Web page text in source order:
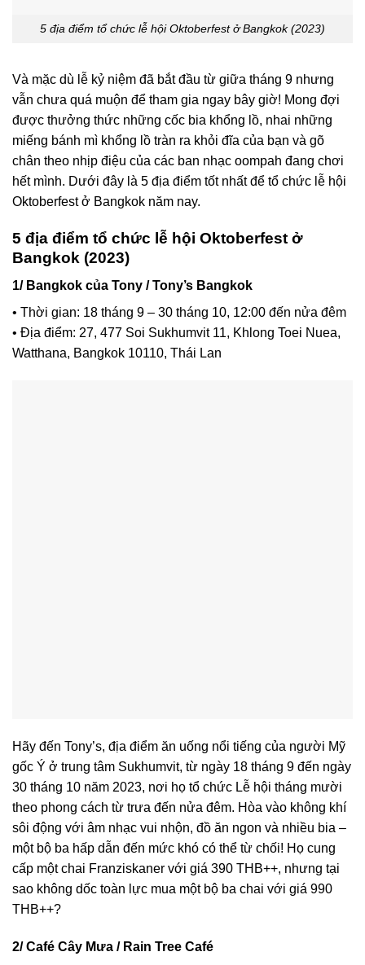
5 địa điểm tổ chức lễ hội Oktoberfest ở Bangkok (2023)
Và mặc dù lễ kỷ niệm đã bắt đầu từ giữa tháng 9 nhưng
vẫn chưa quá muộn để tham gia ngay bây giờ! Mong đợi
được thưởng thức những cốc bia khổng lồ, nhai những
miếng bánh mì khổng lồ tràn ra khỏi đĩa của bạn và gõ
chân theo nhịp điệu của các ban nhạc oompah đang chơi
hết mình. Dưới đây là 5 địa điểm tốt nhất để tổ chức lễ hội
Oktoberfest ở Bangkok năm nay.
5 địa điểm tổ chức lễ hội Oktoberfest ở
Bangkok (2023)
1/ Bangkok của Tony / Tony’s Bangkok
• Thời gian: 18 tháng 9 – 30 tháng 10, 12:00 đến nửa đêm
• Địa điểm: 27, 477 Soi Sukhumvit 11, Khlong Toei Nuea,
Watthana, Bangkok 10110, Thái Lan
Hãy đến Tony’s, địa điểm ăn uống nổi tiếng của người Mỹ
gốc Ý ở trung tâm Sukhumvit, từ ngày 18 tháng 9 đến ngày
30 tháng 10 năm 2023, nơi họ tổ chức Lễ hội tháng mười
theo phong cách từ trưa đến nửa đêm. Hòa vào không khí
sôi động với âm nhạc vui nhộn, đồ ăn ngon và nhiều bia –
một bộ ba hấp dẫn đến mức khó có thể từ chối! Họ cung
cấp một chai Franziskaner với giá 390 THB++, nhưng tại
sao không dốc toàn lực mua một bộ ba chai với giá 990
THB++?
2/ Café Cây Mưa / Rain Tree Café